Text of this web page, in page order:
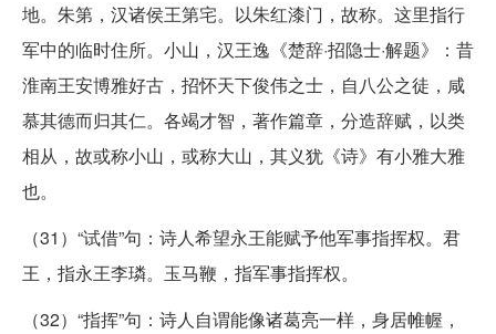
地。朱第，汉诸侯王第宅。以朱红漆门，故称。这里指行
军中的临时住所。小山，汉王逸《楚辞·招隐士·解题》：昔
淮南王安博雅好古，招怀天下俊伟之士，自八公之徒，咸
慕其德而归其仁。各竭才智，著作篇章，分造辞赋，以类
相从，故或称小山，或称大山，其义犹《诗》有小雅大雅
也。
（31）“试借”句：诗人希望永王能赋予他军事指挥权。君
王，指永王李璘。玉马鞭，指军事指挥权。
（32）“指挥”句：诗人自谓能像诸葛亮一样，身居帷幄，